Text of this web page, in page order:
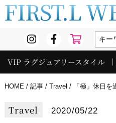
FIRST.L
VIP ラグジュアリースタイル
HOME 記事 Travel 「極」休日
Travel 2020/05/22